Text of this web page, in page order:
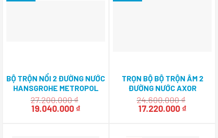
BỘ TRỘN NỔI 2 ĐƯỜNG NƯỚC
HANSGROHE METROPOL
CLASSIC 589.54.611
27.200.000₫
Giá
19.040.000 ₫Giá
TRỌN BỘ BỘ TRỘN ÂM 2
ĐƯỜNG NƯỚC AXOR
CITERRIO E 589.54.808
24.600.000₫
Giá
17.220.000 ₫Giá